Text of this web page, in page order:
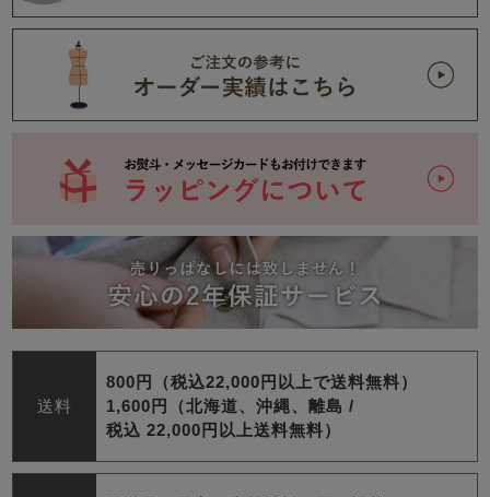
送料
800円（税込22,000円以上で送料無料）
1,600円（北海道、沖縄、離島 /
税込 22,000円以上送料無料）